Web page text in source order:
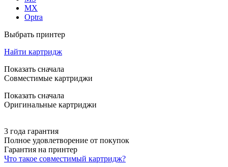
MX
Optra
Выбрать принтер
Найти картридж
Показать сначала
Совместимые картриджи
Показать сначала
Оригинальные картриджи
3 года гарантия
Полное удовлетворение от покупок
Гарантия на принтер
Что такое совместимый картридж?